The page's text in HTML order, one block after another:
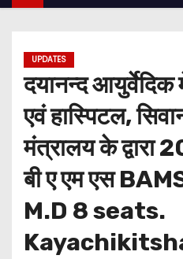
UPDATES
दयानन्द
एवं हास्पिटल,
मंत्रालय के
बी ए एम एस
M.D 8 seats.